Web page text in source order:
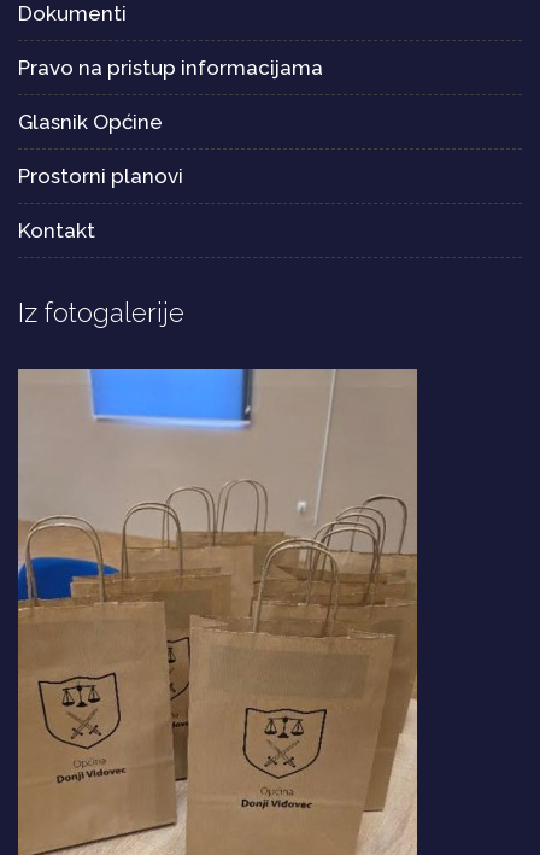
Dokumenti
Pravo na pristup informacijama
Glasnik Općine
Prostorni planovi
Kontakt
Iz fotogalerije